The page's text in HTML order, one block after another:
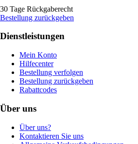
30 Tage Rückgaberecht
Bestellung zurückgeben
Dienstleistungen
Mein Konto
Hilfecenter
Bestellung verfolgen
Bestellung zurückgeben
Rabattcodes
Über uns
Über uns?
Kontaktieren Sie uns